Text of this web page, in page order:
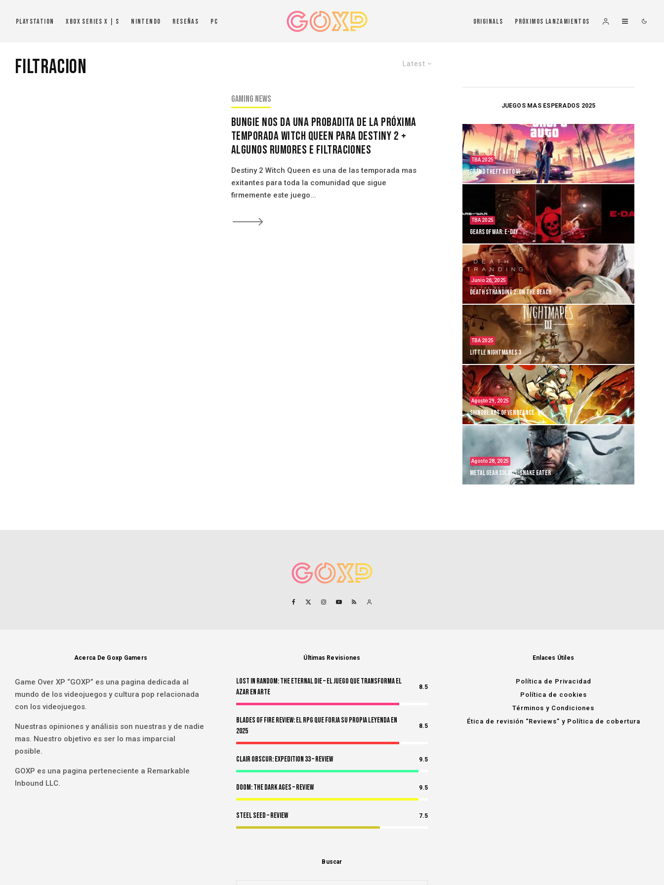
PlayStation Xbox Series X | S Nintendo Reseñas PC Originals Próximos Lanzamientos
Latest
Filtracion
Gaming news
Bungie Nos Da Una Probadita De La Próxima
Temporada Witch Queen Para Destiny 2 +
algunos Rumores e filtraciones
Destiny 2 Witch Queen es una de las temporada mas
exitantes para toda la comunidad que sigue
firmemente este juego...
🡒
JUEGOS MAS ESPERADOS 2025
TBA 2025
Grand Theft Auto VI
TBA 2025
Gears of War: E-Day
Junio 26, 2025
Death Stranding 2: On the Beach
TBA 2025
Little Nightmares 3
Agosto 29, 2025
Shinobi: Art of Vengeance
Agosto 28, 2025
Metal Gear Solid Δ: Snake Eater
Acerca De Goxp Gamers
Game Over XP “GOXP” es una pagina dedicada al
mundo de los videojuegos y cultura pop relacionada
con los videojuegos.
Nuestras opiniones y análisis son nuestras y de nadie
mas. Nuestro objetivo es ser lo mas imparcial
posible.
GOXP es una pagina perteneciente a Remarkable
Inbound LLC.
Últimas Revisiones
Lost in Random: The Eternal Die – El Juego Que Transforma el
Azar en Arte
8.5
Blades of Fire Review: El RPG Que Forja Su Propia Leyenda en
2025
8.5
Clair Obscur: Expedition 33 – Review 9.5
Doom: The Dark Ages – Review 9.5
Steel Seed – Review 7.5
Buscar
Enlaces Útiles
Política de Privacidad
Política de cookies
Términos y Condiciones
Ética de revisión “Reviews” y Política de cobertura